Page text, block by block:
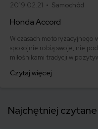
2019.02.21 • Samochód
Honda Accord
W czasach motoryzacyjnego
spokojnie robią swoje, nie
miłośnikami tradycji w
Honda Accord. Jaką opinią
Czytaj więcej
Najchętniej czytane